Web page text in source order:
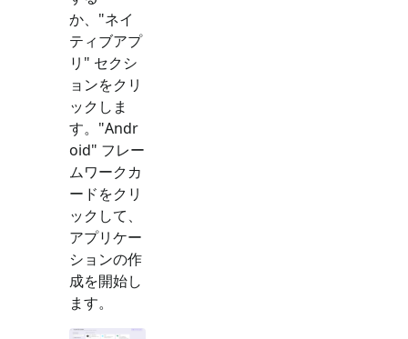
か、"ネイ
ティブアプ
リ " セクシ
ョンをクリ
ックしま
す。"Andr
oid" フレー
ムワークカ
ードをクリ
ックして、
アプリケー
ションの作
成を開始し
ます。